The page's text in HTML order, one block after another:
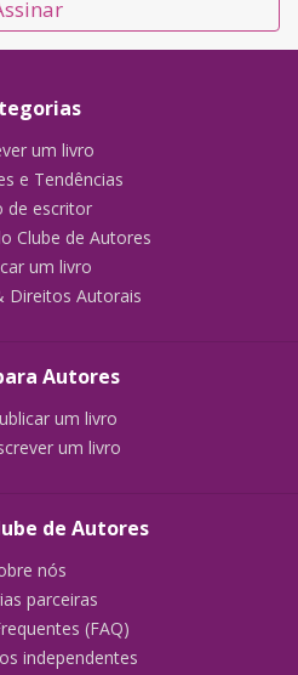
um livro
e Tendências
de escritor
Clube de Autores
um livro
Direitos Autorais
Autores
um livro
um livro
de Autores
nós
parceiras
(FAQ)
independentes